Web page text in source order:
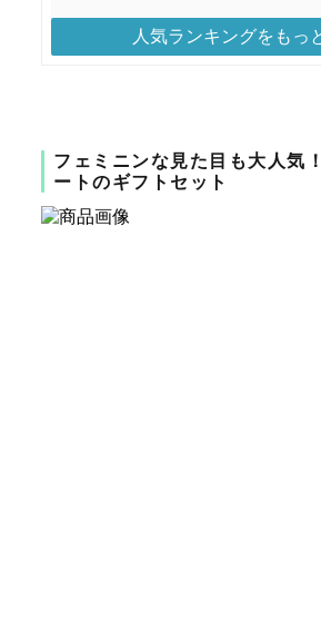
人気ランキングをもっ
フェミニンな見た目も大人気
ートのギフトセット